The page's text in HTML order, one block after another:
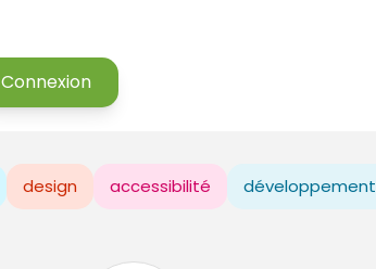
Connexion
design accessibilité développement